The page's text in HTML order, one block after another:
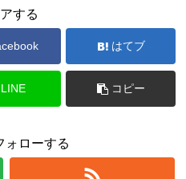
する
はてブ
LINE コピー
ォローする